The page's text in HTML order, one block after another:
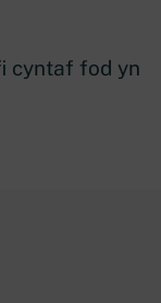
cyntaf fod yn